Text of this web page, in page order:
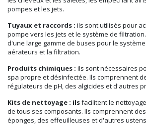
pompes et les jets.
Tuyaux et raccords : ils sont utilisés pour
pompe vers les jets et le système de
d'une large gamme de buses pour le
aérateurs et la filtration.
Produits chimiques : ils sont nécessaires
spa propre et désinfectée. Ils comprennent
régulateurs de pH, des algicides et d'autres
Kits de nettoyage : ilsfacilitent le
de tous ses composants. Ils comprennent
éponges, des effeuilleuses et d'autres